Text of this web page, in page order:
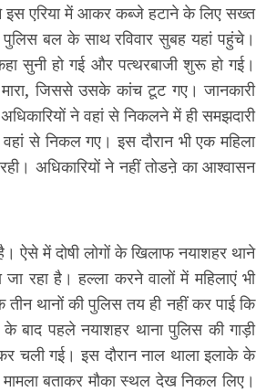
एरिया में आकर कब्जे हटाने के लिए सख्त
बल के साथ रविवार सुबह यहां पहुंचे।
सुनी हो गई और पत्थरबाजी शुरू हो गई।
जिससे उसके कांच टूट गए। जानकारी
ने वहां से निकलने में ही समझदारी
से निकल गए। इस दौरान भी एक महिला
अधिकारियों ने नहीं तोडऩे का आश्वासन
ऐसे में दोषी लोगों के खिलाफ नयाशहर थाने
जा रहा है। हल्ला करने वालों में महिलाएं भी
थानों की पुलिस तय ही नहीं कर पाई कि
बाद पहले नयाशहर थाना पुलिस की गाड़ी
चली गई। इस दौरान नाल थाला इलाके के
बताकर मौका स्थल देख निकल लिए।